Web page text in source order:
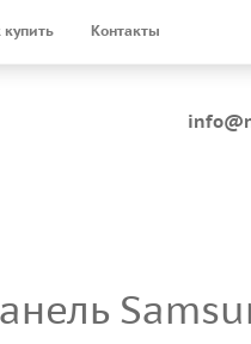
купить Контакты